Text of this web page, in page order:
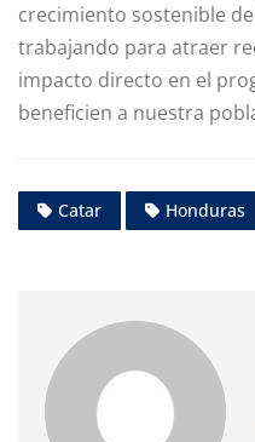
crecimiento sostenible
trabajando para atraer
impacto directo en el
beneficien a nuestra
Catar Honduras